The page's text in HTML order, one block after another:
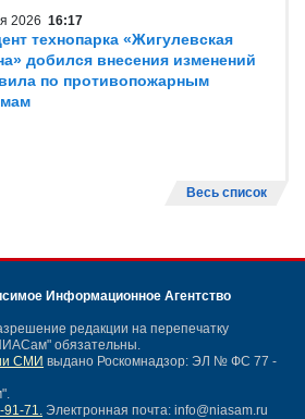
2026 16:17
технопарка «Жигулевская
добился внесения изменений
по противопожарным
Весь список
Информационное Агентство
редакции на перепечатку
обязательны.
СМИ выдано Роскомнадзор: ЭЛ № ФС 77 -
91-71. Электронная почта: info@niasam.ru